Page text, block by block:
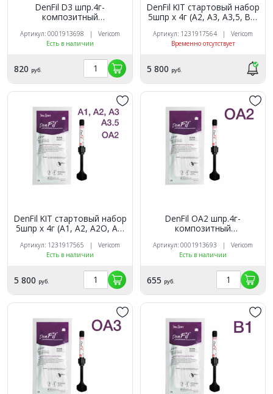
DenFil D3 шпр.4г-
композитный
материал, Vericom Co Ltd,
DF104-RD33
Артикул: 0001913698 | Vericom
Есть в наличии
820 руб.
DenFil KIT стартовый набор
5шпр х 4г (A2, A3, A3,5, B2,
Артикул: 1231917564 | Vericom
Временно отсутствует
5 800 руб.
DenFil KIT стартовый набор
5шпр х 4г (A1, A2, A2O, A3,
Артикул: 1231917565 | Vericom
Есть в наличии
5 800 руб.
DenFil OA2 шпр.4г-
композитный
материал, Vericom Co Ltd,
DF104-ROA2
Артикул: 0001913693 | Vericom
Есть в наличии
655 руб.